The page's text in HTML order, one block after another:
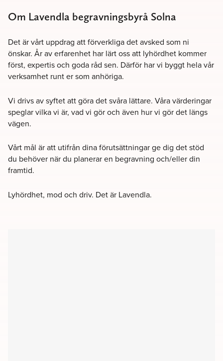
Om Lavendla begravningsbyrå Solna
Det är vårt uppdrag att förverkliga det avsked som ni
önskar. År av erfarenhet har lärt oss att lyhördhet kommer
först, expertis och goda råd sen. Därför har vi byggt hela vår
verksamhet runt er som anhöriga.
Vi drivs av syftet att göra det svåra lättare. Våra värderingar
speglar vilka vi är, vad vi gör och även hur vi gör det längs
vägen.
Vårt mål är att utifrån dina förutsättningar ge dig det stöd
du behöver när du planerar en begravning och/eller din
framtid.
Lyhördhet, mod och driv. Det är Lavendla.